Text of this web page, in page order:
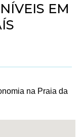
EM
na Praia da